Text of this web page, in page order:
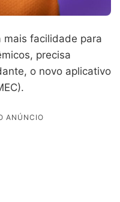
mais facilidade para
precisa
o novo aplicativo